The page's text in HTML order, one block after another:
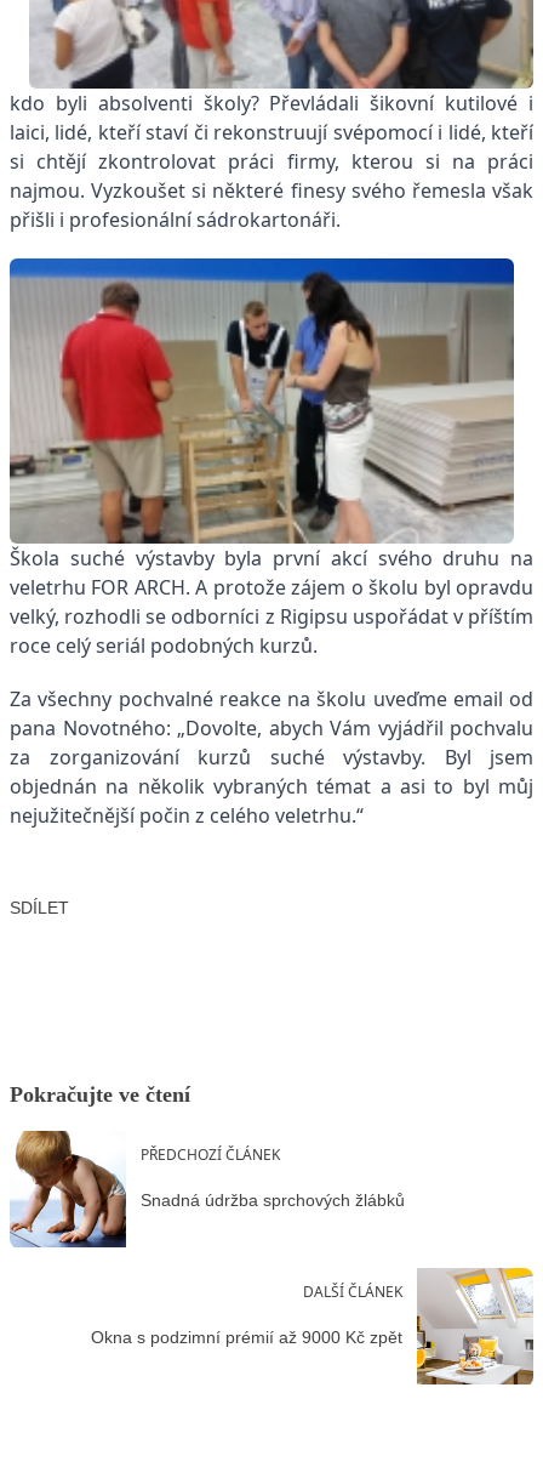
kdo byli absolventi školy? Převládali šikovní kutilové i
laici, lidé, kteří staví či rekonstruují svépomocí i lidé, kteří
si chtějí zkontrolovat práci firmy, kterou si na práci
najmou. Vyzkoušet si některé finesy svého řemesla však
přišli i profesionální sádrokartonáři.
Škola suché výstavby byla první akcí svého druhu na
veletrhu FOR ARCH. A protože zájem o školu byl opravdu
velký, rozhodli se odborníci z Rigipsu uspořádat v příštím
roce celý seriál podobných kurzů.
Za všechny pochvalné reakce na školu uveďme email od
pana Novotného: „Dovolte, abych Vám vyjádřil pochvalu
za zorganizování kurzů suché výstavby. Byl jsem
objednán na několik vybraných témat a asi to byl můj
nejužitečnější počin z celého veletrhu.“
SDÍLET
Pokračujte ve čtení
PŘEDCHOZÍ ČLÁNEK
Snadná údržba sprchových žlábků
DALŠÍ ČLÁNEK
Okna s podzimní prémií až 9000 Kč zpět